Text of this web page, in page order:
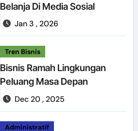
Belanja Di Media Sosial
Jan 3 , 2026
Tren Bisnis
Bisnis Ramah Lingkungan
Peluang Masa Depan
Dec 20 , 2025
Administratif